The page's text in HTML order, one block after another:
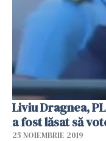
Liviu Dragnea,
a fost lăsat să
25 NOIEMBRIE 2019